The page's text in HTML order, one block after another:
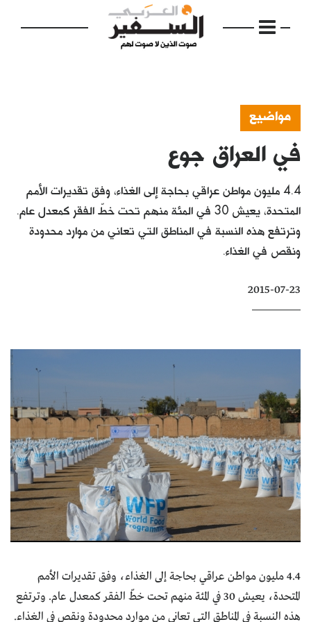
الرئيسية
إفتتاحية
فكرة
بالصورة
مواضيع
في العراق جوع
4.4 مليون مواطن عراقي بحاجة إلى الغذاء، وفق تقديرات الأمم
المتحدة، يعيش 30 في المئة منهم تحت خطّ الفقر كمعدل عام.
وترتفع هذه النسبة في المناطق التي تعاني من موارد محدودة
ونقص في الغذاء.
2015-07-23
4.4 مليون مواطن عراقي بحاجة إلى الغذاء، وفق تقديرات الأمم
المتحدة، يعيش 30 في المئة منهم تحت خطّ الفقر كمعدل عام. وترتفع
هذه النسبة في المناطق التي تعاني من موارد محدودة ونقص في الغذاء.